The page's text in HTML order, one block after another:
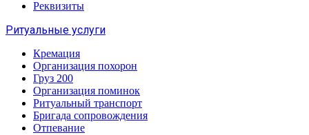
Реквизиты
Ритуальные услуги
Кремация
Организация похорон
Груз 200
Организация поминок
Ритуальный транспорт
Бригада сопровождения
Отпевание